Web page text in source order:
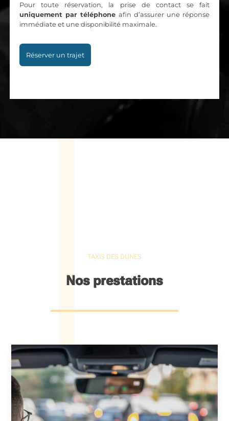
Pour toute réservation, la prise de contact se fait
uniquement par téléphone afin d’assurer une réponse
immédiate et une disponibilité maximale.
Réserver un trajet
TAXIS DES DUNES
Nos prestations